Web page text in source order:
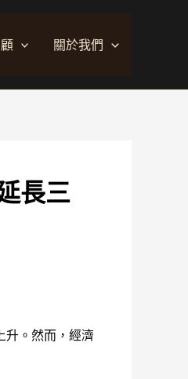
關於我們
長三
升。然而，經濟